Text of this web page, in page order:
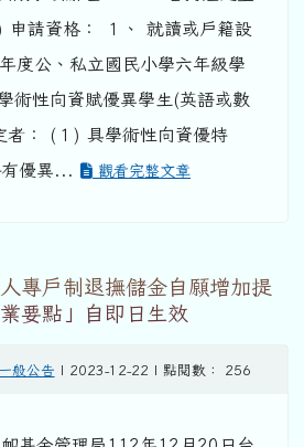
申請資格： １、 就讀或戶籍設
度公、私立國民小學六年級學
術性向資賦優異學生(英語或數
者： (１) 具學術性向資優特
優異...
觀看完整文章
專戶制退撫儲金自願增加提
要點」自即日生效
一般公告 | 2023-12-22 | 點閱數： 256